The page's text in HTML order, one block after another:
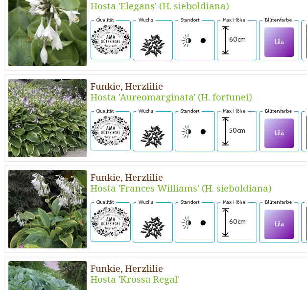
Hosta 'Elegans' (H. sieboldiana)
Qualität Wuchs Standort Max. Höhe
60cm
Blütenfarbe
Lila
Funkie, Herzlilie
Hosta 'Aureomarginata' (H. fortunei)
Qualität Wuchs Standort Max. Höhe
50cm
Blütenfarbe
Lila
Funkie, Herzlilie
Hosta 'Frances Williams' (H. sieboldiana)
Qualität Wuchs Standort Max. Höhe
60cm
Blütenfarbe
Lila
Funkie, Herzlilie
Hosta 'Krossa Regal'